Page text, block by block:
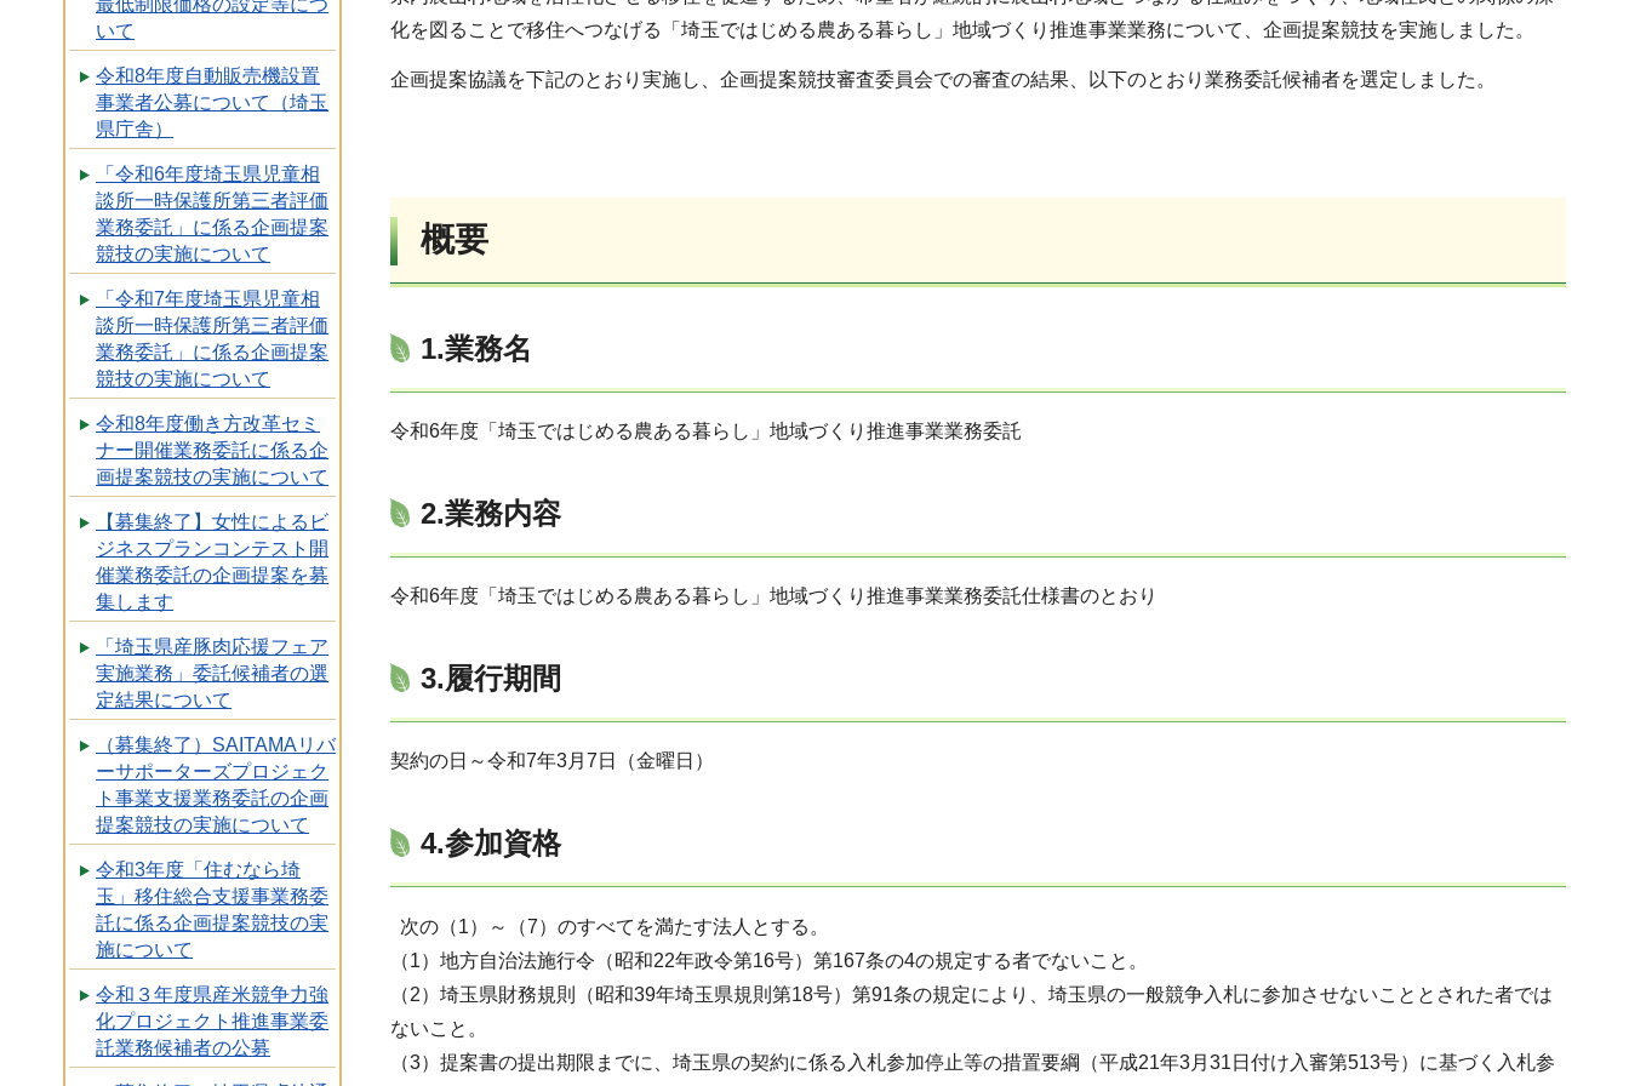
最低制限価格の設定等につ
いて
令和8年度自動販売機設置
事業者公募について（埼玉
県庁舎）
「令和6年度埼玉県児童相
談所一時保護所第三者評価
業務委託」に係る企画提案
競技の実施について
「令和7年度埼玉県児童相
談所一時保護所第三者評価
業務委託」に係る企画提案
競技の実施について
令和8年度働き方改革セミ
ナー開催業務委託に係る企
画提案競技の実施について
【募集終了】女性によるビ
ジネスプランコンテスト開
催業務委託の企画提案を募
集します
「埼玉県産豚肉応援フェア
実施業務」委託候補者の選
定結果について
（募集終了）SAITAMAリバ
ーサポーターズプロジェク
ト事業支援業務委託の企画
提案競技の実施について
令和3年度「住むなら埼
玉」移住総合支援事業務委
託に係る企画提案競技の実
施について
令和３年度県産米競争力強
化プロジェクト推進事業委
託業務候補者の公募
化を図ることで移住へつなげる「埼玉ではじめる農ある暮らし」地域づくり推進事業業務について、企画提案競技を実施しました。
企画提案協議を下記のとおり実施し、企画提案競技審査委員会での審査の結果、以下のとおり業務委託候補者を選定しました。
概要
1.業務名
令和6年度「埼玉ではじめる農ある暮らし」地域づくり推進事業業務委託
2.業務内容
令和6年度「埼玉ではじめる農ある暮らし」地域づくり推進事業業務委託仕様書のとおり
3.履行期間
契約の日～令和7年3月7日（金曜日）
4.参加資格
次の（1）～（7）のすべてを満たす法人とする。
（1）地方自治法施行令（昭和22年政令第16号）第167条の4の規定する者でないこと。
（2）埼玉県財務規則（昭和39年埼玉県規則第18号）第91条の規定により、埼玉県の一般競争入札に参加させないこととされた者では
ないこと。
（3）提案書の提出期限までに、埼玉県の契約に係る入札参加停止等の措置要綱（平成21年3月31日付け入審第513号）に基づく入札参